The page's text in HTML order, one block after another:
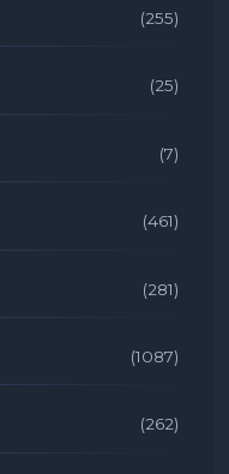
(255)
(25)
(7)
(461)
(281)
(1087)
(262)